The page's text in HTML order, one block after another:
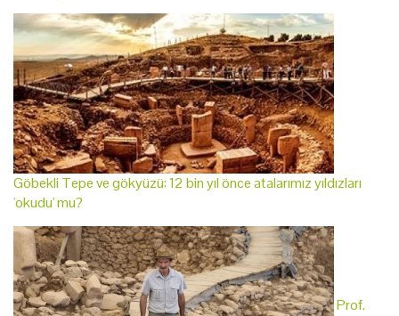
Göbekli Tepe ve gökyüzü: 12 bin yıl önce atalarımız yıldızları
'okudu' mu?
Prof.